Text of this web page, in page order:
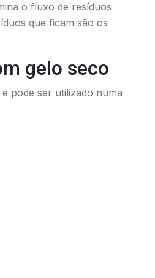
o fluxo de resíduos
que ficam são os
gelo seco
pode ser utilizado numa